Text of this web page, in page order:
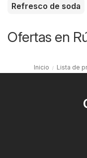
Refresco de soda
Ofertas en
Inicio Lista de